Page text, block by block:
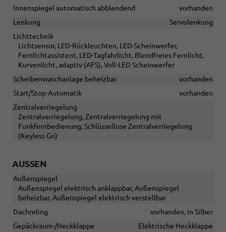
Innenspiegel automatisch abblendend
vorhanden
Lenkung
Servolenkung
Lichttechnik
Lichtsensor, LED-Rückleuchten, LED-Scheinwerfer,
Fernlichtassistent, LED-Tagfahrlicht, Blendfreies Fernlicht,
Kurvenlicht, adaptiv (AFS), Voll-LED Scheinwerfer
Scheibenwaschanlage beheizbar
vorhanden
Start/Stop-Automatik
vorhanden
Zentralverriegelung
Zentralverriegelung, Zentralverriegelung mit
Funkfernbedienung, Schlüssellose Zentralverriegelung
(Keyless Go)
AUSSEN
Außenspiegel
Außenspiegel elektrisch anklappbar, Außenspiegel
beheizbar, Außenspiegel elektrisch verstellbar
Dachreling
vorhanden, in Silber
Gepäckraum-/Heckklappe
Elektrische Heckklappe